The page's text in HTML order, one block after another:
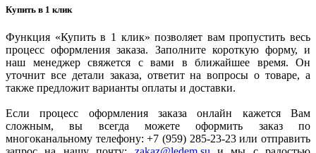
Купить в 1 клик
Функция «Купить в 1 клик» позволяет вам пропустить весь
процесс оформления заказа. Заполните короткую форму, и
наш менеджер свяжется с вами в ближайшее время. Он
уточнит все детали заказа, ответит на вопросы о товаре, а
также предложит варианты оплаты и доставки.
Если процесс оформления заказа онлайн кажется Вам
сложным, вы всегда можете оформить заказ по
многоканальному телефону: +7 (959) 285-23-23 или отправить